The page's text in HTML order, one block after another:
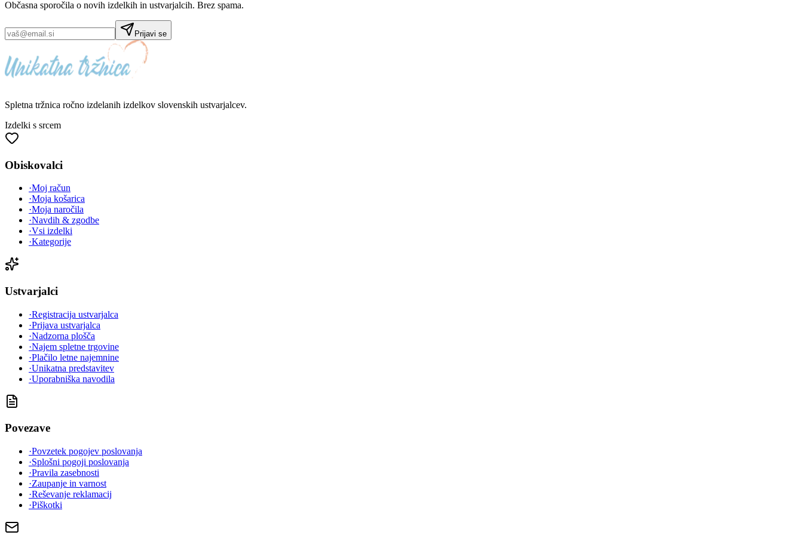
Občasna sporočila o novih izdelkih in ustvarjalcih. Brez spama.
Prijavi se
Spletna tržnica ročno izdelanih izdelkov slovenskih ustvarjalcev.
Izdelki s srcem
Obiskovalci
·Moj račun
·Moja košarica
·Moja naročila
·Navdih & zgodbe
·Vsi izdelki
·Kategorije
Ustvarjalci
·Registracija ustvarjalca
·Prijava ustvarjalca
·Nadzorna plošča
·Najem spletne trgovine
·Plačilo letne najemnine
·Unikatna predstavitev
·Uporabniška navodila
Povezave
·Povzetek pogojev poslovanja
·Splošni pogoji poslovanja
·Pravila zasebnosti
·Zaupanje in varnost
·Reševanje reklamacij
·Piškotki